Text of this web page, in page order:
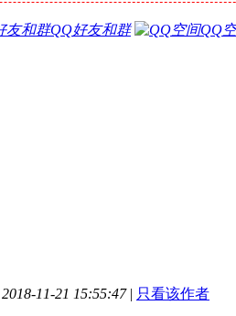
QQ好友和群
QQ
11-21 15:55:47 | 只看该作者